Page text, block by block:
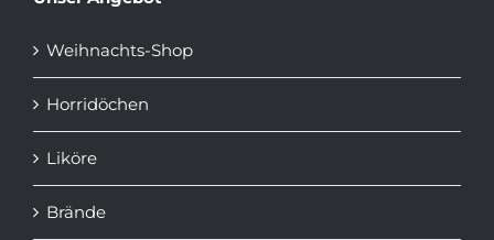
Weihnachts-Shop
Horridöchen
Liköre
Brände